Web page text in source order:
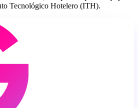
Tecnológico Hotelero (ITH).